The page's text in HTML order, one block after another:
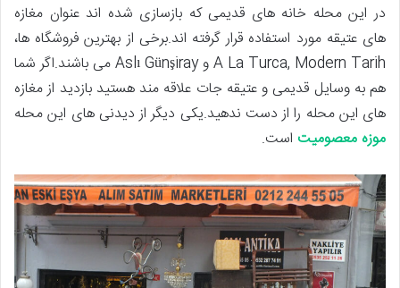
در این محله خانه های قدیمی که بازسازی شده اند عنوان مغازه
های عتیقه مورد استفاده قرار گرفته اند.برخی از بهترین فروشگاه ها،
A La Turca, Modern Tarih و Aslı Günşiray می باشند.اگر شما
هم به وسایل قدیمی و عتیقه جات علاقه مند هستید بازدید از مغازه
های این محله را از دست ندهید.یکی دیگر از دیدنی های این محله
موزه معصومیت است.